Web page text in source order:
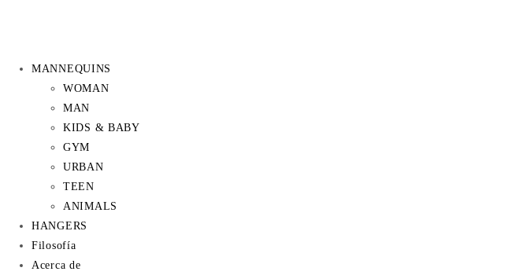
MANNEQUINS
WOMAN
MAN
KIDS & BABY
GYM
URBAN
TEEN
ANIMALS
HANGERS
Filosofía
Acerca de